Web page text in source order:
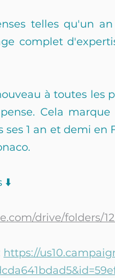
telles qu'un
complet
à toutes les
Cela
ses 1 an et demi
⬇️
drive/folders/
https://